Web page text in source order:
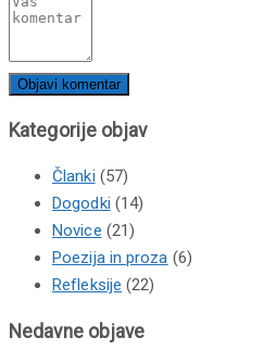
Kategorije objav
Članki (57)
Dogodki (14)
Novice (21)
Poezija in proza (6)
Refleksije (22)
Nedavne objave